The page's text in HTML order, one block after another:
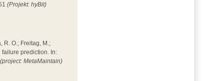
(Projekt: hyBit)
R. O.; Freitag, M.;
prediction. In:
(project: MetaMaintain)